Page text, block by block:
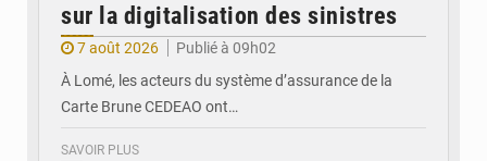
sur la digitalisation des sinistres
7 août 2026
Publié à 09h02
À Lomé, les acteurs du système d’assurance de la
Carte Brune CEDEAO ont…
SAVOIR PLUS